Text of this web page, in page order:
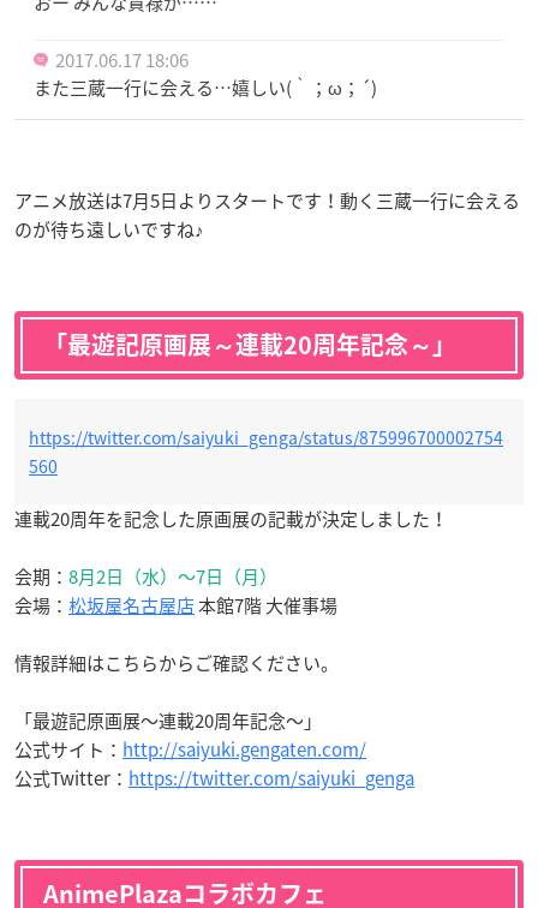
2017.06.17 18:06
また三蔵一行に会える…嬉しい(｀；ω；´)
アニメ放送は7月5日よりスタートです！動く三蔵一行に会える
のが待ち遠しいですね♪
「最遊記原画展～連載20周年記念～」
https://twitter.com/saiyuki_genga/status/875996700002754
560
連載20周年を記念した原画展の記載が決定しました！
会期： 8月2日（水）〜7日（月）
会場： 松坂屋名古屋店本館7階 大催事場
情報詳細はこちらからご確認ください。
「最遊記原画展～連載20周年記念～」
公式サイト： http://saiyuki.gengaten.com/
公式Twitter： https://twitter.com/saiyuki_genga
AnimePlazaコラボカフェ